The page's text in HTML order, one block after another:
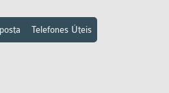
Telefones Úteis